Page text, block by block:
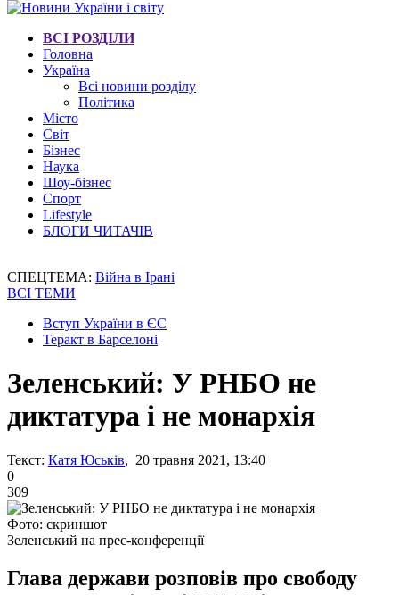
ВСІ РОЗДІЛИ
Головна
Україна
Всі новини розділу
Політика
Місто
Світ
Бізнес
Наука
Шоу-бізнес
Спорт
Lifestyle
БЛОГИ ЧИТАЧІВ
СПЕЦТЕМА: Війна в Ірані
ВСІ ТЕМИ
Вступ України в ЄС
Теракт в Барселоні
Зеленський: У РНБО не
диктатура і не монархія
Текст: Катя Юськів, 20 травня 2021, 13:40
0
309
Фото: скриншот
Зеленський на прес-конференції
Глава держави розповів про свободу